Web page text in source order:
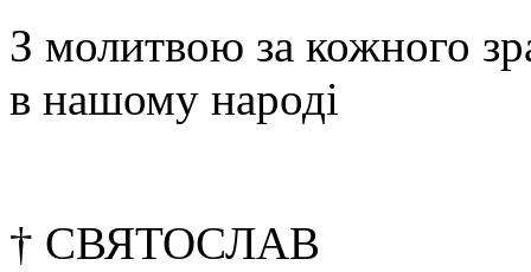
З молитвою за кожного
в нашому народі
† СВЯТОСЛАВ